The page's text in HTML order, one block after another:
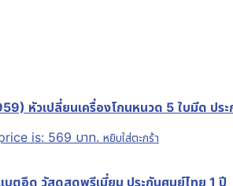
หัวเปลี่ยนเครื่องโกนหนวด 5 ใบมีด ประ
is: 569 บาท. หยิบใส่ตะกร้า
ตอึด วัสดุสุดพรีเมี่ยม ประกันศูนย์ไทย 1 ปี